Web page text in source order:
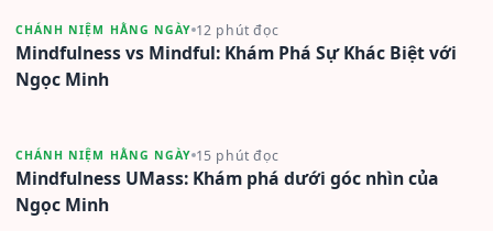
CHÁNH NIỆM HẰNG NGÀY 12 phút đọc
Mindfulness vs Mindful: Khám Phá Sự Khác Biệt với
Ngọc Minh
CHÁNH NIỆM HẰNG NGÀY 15 phút đọc
Mindfulness UMass: Khám phá dưới góc nhìn của
Ngọc Minh